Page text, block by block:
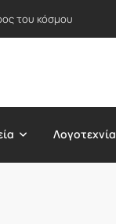
του κόσμου
Λογοτεχνία